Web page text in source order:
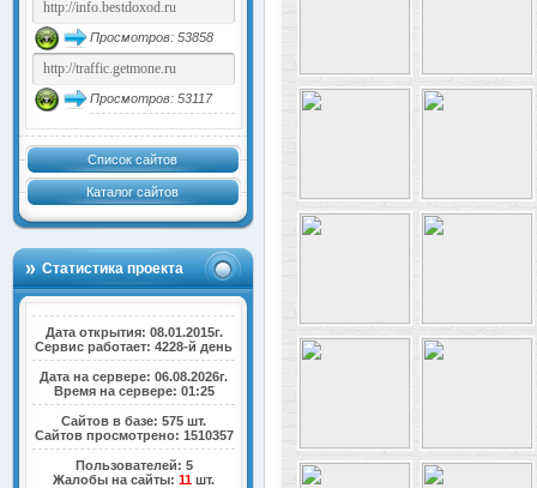
Просмотров: 53858
Просмотров: 53117
Список сайтов
Каталог сайтов
Статистика проекта
Дата открытия: 08.01.2015г.
Сервис работает: 4228-й день
Дата на сервере: 06.08.2026г.
Время на сервере: 01:25
Сайтов в базе: 575 шт.
Сайтов просмотрено: 1510357
Пользователей: 5
Жалобы на сайты:11 шт.